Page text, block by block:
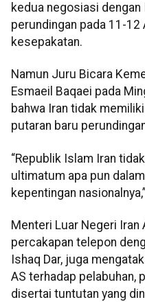
kedua negosiasi
perundingan pada 11-12
kesepakatan.
Namun Juru Bicara
Esmaeil Baqaei pada
bahwa Iran tidak
putaran baru
“Republik Islam Iran
ultimatum apa pun
kepentingan
Menteri Luar Negeri Iran
percakapan telepon
Ishaq Dar, juga
AS terhadap pelabuhan,
disertai tuntutan yang